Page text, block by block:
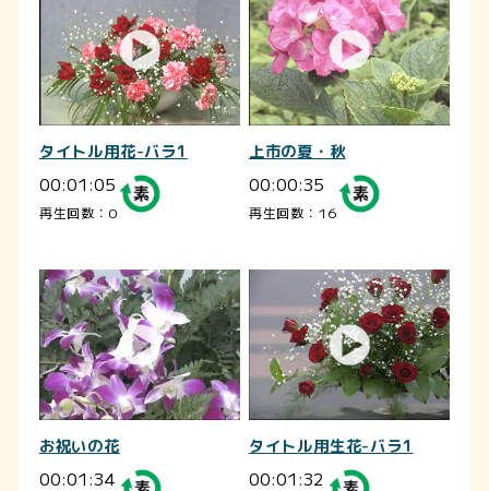
タイトル用花-バラ1
00:01:05
再生回数：0
上市の夏・秋
00:00:35
再生回数：16
お祝いの花
00:01:34
タイトル用生花-バラ1
00:01:32